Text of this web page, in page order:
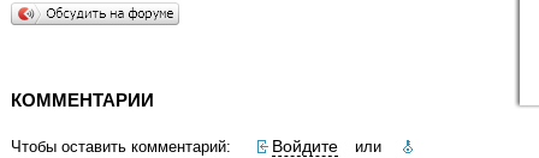
КОММЕНТАРИИ
Чтобы оставить комментарий: Войдите или